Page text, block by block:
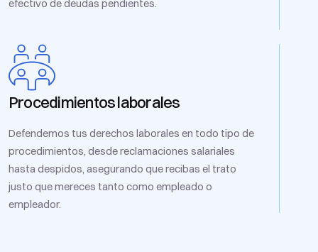
efectivo de deudas pendientes.
Procedimientos laborales
Defendemos tus derechos laborales en todo tipo de
procedimientos, desde reclamaciones salariales
hasta despidos, asegurando que recibas el trato
justo que mereces tanto como empleado o
empleador.